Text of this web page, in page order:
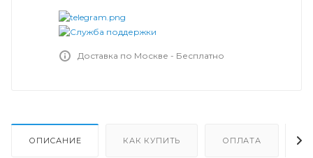
Доставка по Москве - Бесплатно
ОПИСАНИЕ КАК КУПИТЬ ОПЛАТА